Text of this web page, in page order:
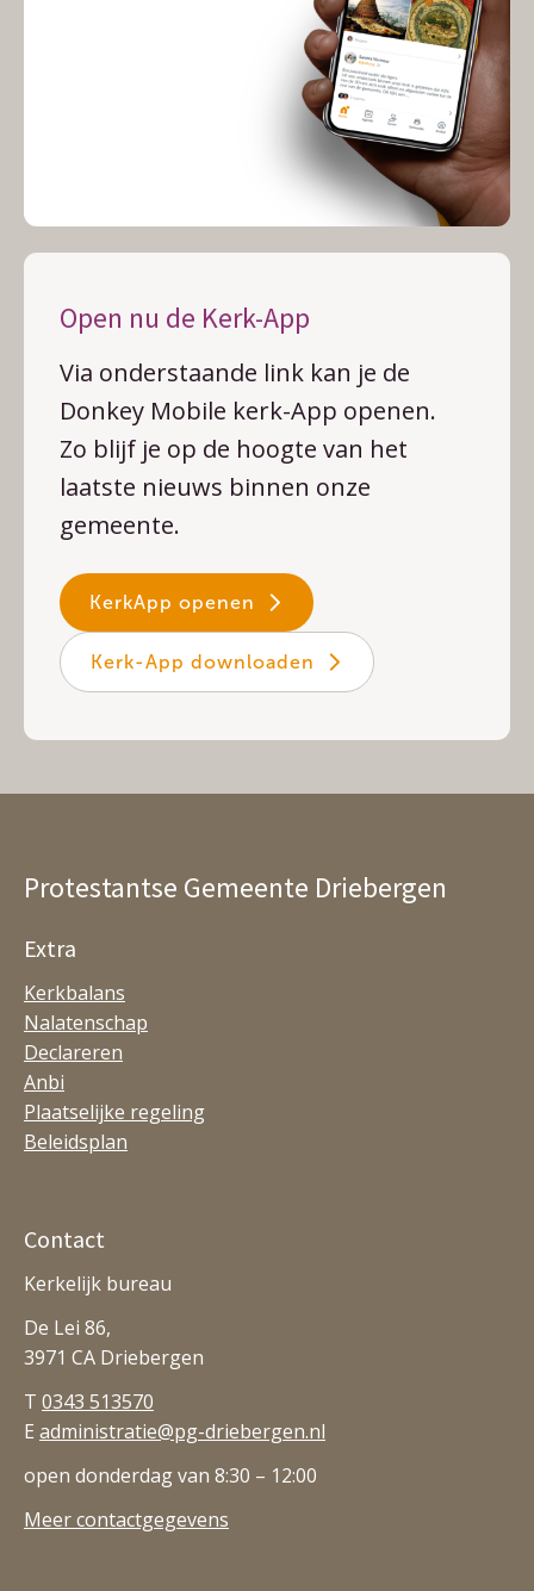
Open nu de Kerk-App
Via onderstaande link kan je de
Donkey Mobile kerk-App openen.
Zo blijf je op de hoogte van het
laatste nieuws binnen onze
gemeente.
KerkApp openen
Kerk-App downloaden
Protestantse Gemeente Driebergen
Extra
Kerkbalans
Nalatenschap
Declareren
Anbi
Plaatselijke regeling
Beleidsplan
Contact
Kerkelijk bureau
De Lei 86,
3971 CA Driebergen
T 0343 513570
E administratie@pg-driebergen.nl
open donderdag van 8:30 – 12:00
Meer contactgegevens